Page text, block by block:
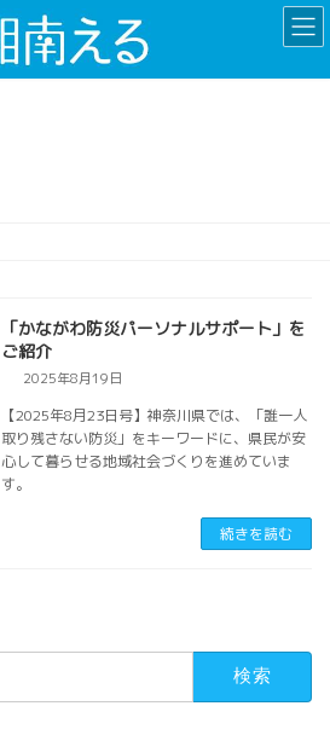
「かながわ防災パーソナルサポート」を
ご紹介
2025年8月19日
【2025年8月23日号】神奈川県では、「誰一人
取り残さない防災」をキーワードに、県民が安
心して暮らせる地域社会づくりを進めていま
す。
続きを読む